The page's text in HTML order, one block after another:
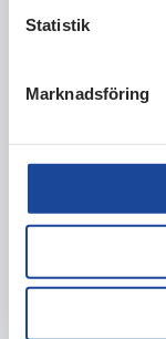
Statistik
Marknadsföring